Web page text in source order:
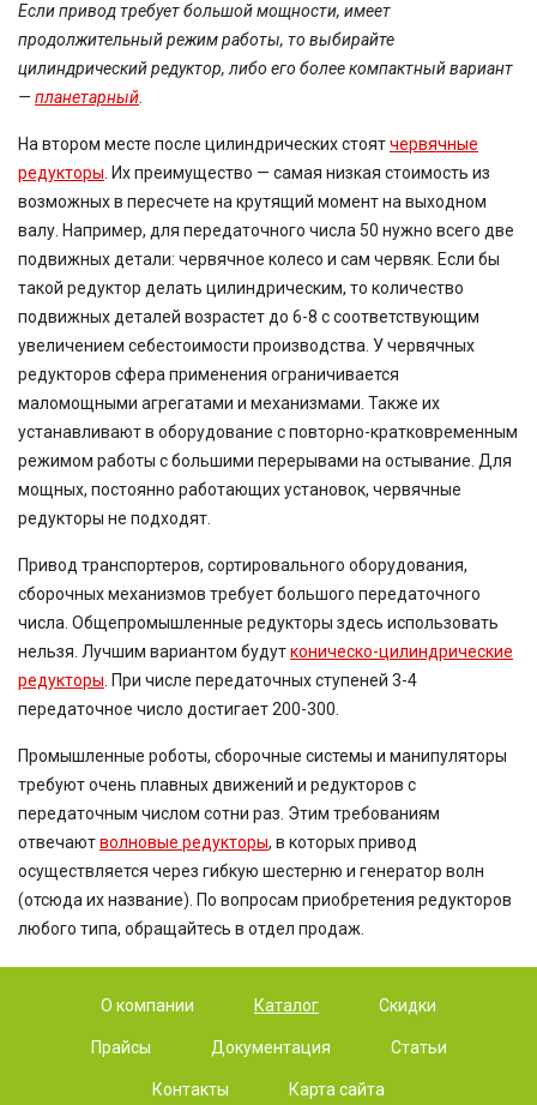
Если привод требует большой мощности, имеет
продолжительный режим работы, то выбирайте
цилиндрический редуктор, либо его более компактный вариант
— планетарный
На втором месте после цилиндрических стоятчервячные
редукторы . Их преимущество — самая низкая стоимость из
возможных в пересчете на крутящий момент на выходном
валу. Например, для передаточного числа 50 нужно всего две
подвижных детали: червячное колесо и сам червяк. Если бы
такой редуктор делать цилиндрическим, то количество
подвижных деталей возрастет до 6-8 с соответствующим
увеличением себестоимости производства. У червячных
редукторов сфера применения ограничивается
маломощными агрегатами и механизмами. Также их
устанавливают в оборудование с повторно-кратковременным
режимом работы с большими перерывами на остывание. Для
мощных, постоянно работающих установок, червячные
редукторы не подходят.
Привод транспортеров, сортировального оборудования,
сборочных механизмов требует большого передаточного
числа. Общепромышленные редукторы здесь использовать
нельзя. Лучшим вариантом будутконическо-цилиндрические
редукторы . При числе передаточных ступеней 3-4
передаточное число достигает 200-300.
Промышленные роботы, сборочные системы и манипуляторы
требуют очень плавных движений и редукторов с
передаточным числом сотни раз. Этим требованиям
отвечаютволновые редукторы, в которых привод
осуществляется через гибкую шестерню и генератор волн
(отсюда их название). По вопросам приобретения редукторов
любого типа, обращайтесь в отдел продаж.
О компании Каталог Скидки
Прайсы Документация Статьи
Контакты Карта сайта